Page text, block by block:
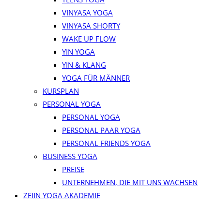
VINYASA YOGA
VINYASA SHORTY
WAKE UP FLOW
YIN YOGA
YIN & KLANG
YOGA FÜR MÄNNER
KURSPLAN
PERSONAL YOGA
PERSONAL YOGA
PERSONAL PAAR YOGA
PERSONAL FRIENDS YOGA
BUSINESS YOGA
PREISE
UNTERNEHMEN, DIE MIT UNS WACHSEN
ZEIIN YOGA AKADEMIE